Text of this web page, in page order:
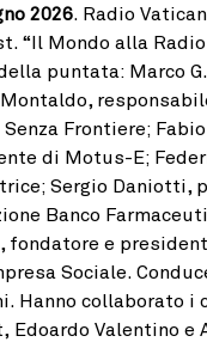
2026. Radio
“Il Mondo alla Radio
puntata: Marco
Frontiere;
di Motus-E;
Sergio Daniotti,
Banco
fondatore e
Sociale.
Hanno collaborato i
Edoardo Valentino e